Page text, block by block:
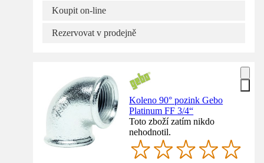
Koupit on-line
Rezervovat v prodejně
Koleno 90° pozink Gebo
Platinum FF 3/4“
Toto zboží zatím nikdo
nehodnotil.